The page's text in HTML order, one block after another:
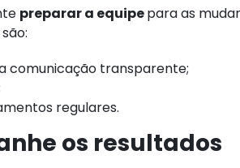
preparar a equipepara as
comunicação transparente;
regulares.
os resultados